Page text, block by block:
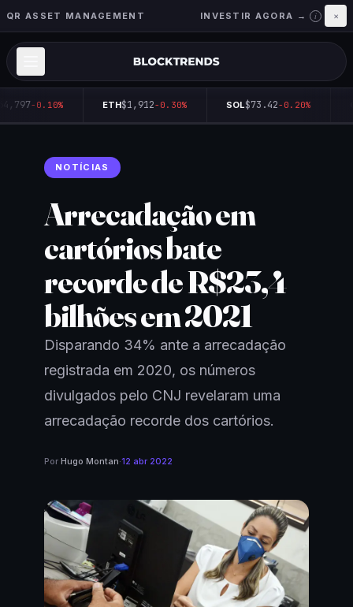
QR ASSET MANAGEMENT INVESTIR AGORA → i ×
-0.10% ETH$1,912-0.30% SOL$73.42-0.20%
NOTÍCIAS
Arrecadação em
cartórios bate
recorde de R$23,4
bilhões em 2021
Disparando 34% ante a arrecadação
registrada em 2020, os números
divulgados pelo CNJ revelaram uma
arrecadação recorde dos cartórios.
Por Hugo Montan·12 abr 2022